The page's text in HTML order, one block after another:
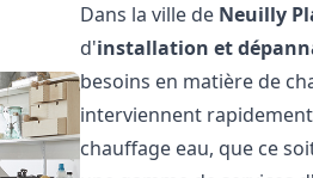
Dans la ville de Neuilly
d'installation et
besoins en matière de
interviennent
chauffage eau, que ce